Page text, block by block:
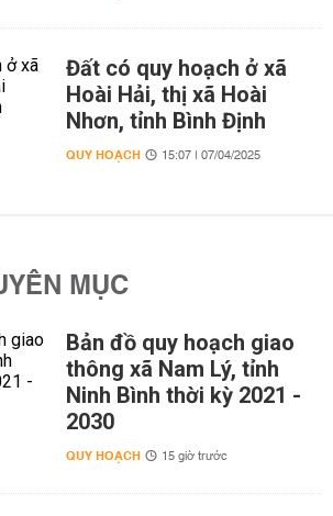
Đất có quy hoạch ở xã
Hoài Hải, thị xã Hoài
Nhơn, tỉnh Bình Định
QUY HOẠCH 15:07 | 07/04/2025
MỤC
Bản đồ quy hoạch giao
thông xã Nam Lý, tỉnh
Ninh Bình thời kỳ 2021 -
2030
QUY HOẠCH 15 giờ trước